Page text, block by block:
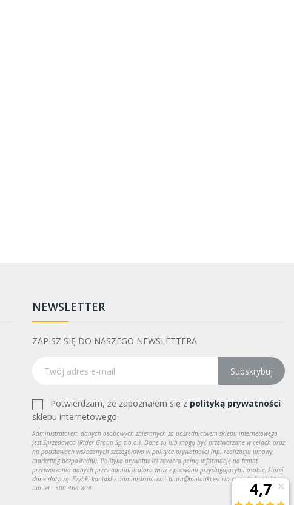
NEWSLETTER
ZAPISZ SIĘ DO NASZEGO NEWSLETTERA
Subskrybuj
Potwierdzam, że zapoznałem się z polityką prywatności
sklepu internetowego.
Administratorem danych osobowych zbieranych za pośrednictwem sklepu internetowego
jest Sprzedawca (Rider Group Sp z o.o.). Dane są lub mogą być przetwarzane w celach oraz
na podstawach wskazanych szczegółowo w polityce prywatności (np. realizacja umowy,
marketing bezpośredni). Polityka prywatności zawiera pełną informację na temat
przetwarzania danych przez administratora wraz z prawami przysługującymi osobie, której
dane dotyczą. Szybki kontakt z administratorem: biuro@motoakcesoria.com do kontaktu
lub tel.: 500-464-804